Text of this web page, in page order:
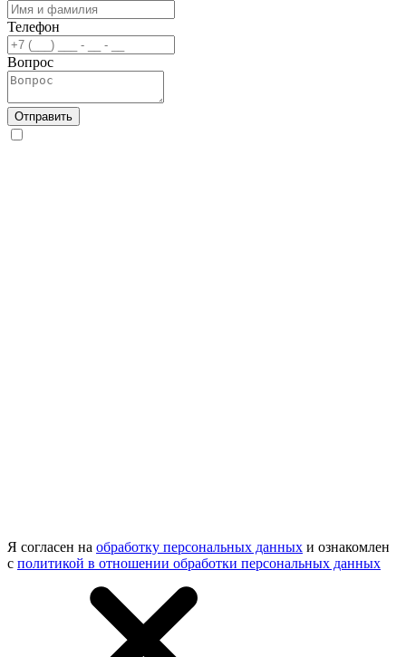
Телефон
Вопрос
Отправить
Я согласен на обработку персональных данных и ознакомлен
с политикой в отношении обработки персональных данных